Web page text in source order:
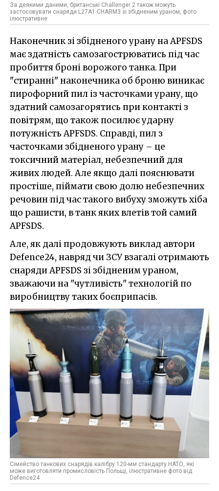
За деякими даними, британські Challenger 2 також можуть
застосовувати снаряди L27A1 CHARM3 зі збідненим ураном, фото
ілюстративне
Наконечник зі збідненого урану на APFSDS
має здатність самозагострюватись під час
пробиття броні ворожого танка. При
"стиранні" наконечника об броню виникає
пирофорний пил із часточками урану, що
здатний самозагорятись при контакті з
повітрям, що також посилює ударну
потужність APFSDS. Справді, пил з
часточками збідненого урану – це
токсичний матеріал, небезпечний для
живих людей. Але якщо далі пояснювати
простіше, піймати свою долю небезпечних
речовин під час такого вибуху зможуть хіба
що рашисти, в танк яких влетів той самий
APFSDS.
Але, як далі продовжують виклад автори
Defence24, навряд чи ЗСУ взагалі отримають
снаряди APFSDS зі збідненим ураном,
зважаючи на "чутливість" технологій по
виробництву таких боєприпасів.
Сімейство танкових снарядів калібру 120-мм стандарту НАТО, які
може виготовляти промисловість Польщі, ілюстративне фото від
Defence24